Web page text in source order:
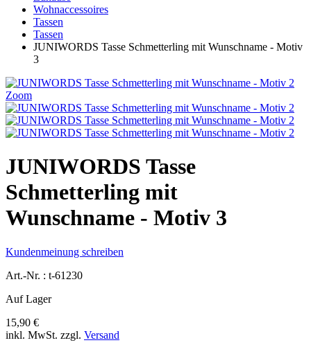
Wohnaccessoires
Tassen
Tassen
JUNIWORDS Tasse Schmetterling mit Wunschname - Motiv
3
Zoom
JUNIWORDS Tasse
Schmetterling mit
Wunschname - Motiv 3
Kundenmeinung schreiben
Art.-Nr. : t-61230
Auf Lager
15,90 €
inkl. MwSt. zzgl. Versand